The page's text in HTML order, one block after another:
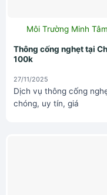
Môi Trường Minh Tâm
Thông cống nghẹt tại
100k
27/11/2025
Dịch vụ thông cống
chóng, uy tín, giá